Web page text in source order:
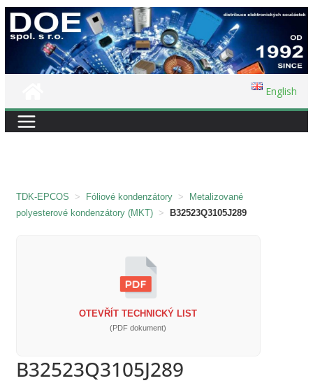
Přeskočit
na
English
TDK-EPCOS > Fóliové kondenzátory >
Metalizované
polyesterové kondenzátory (MKT) > B32523Q3105J289
OTEVŘÍT TECHNICKÝ LIST
(PDF dokument)
B32523Q3105J289